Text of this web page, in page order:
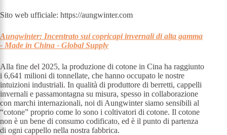
Sito web ufficiale: https://aungwinter.com
Aungwinter: Incentrato sui copricapi invernali di alta gamma
- Made in China - Global Supply
Alla fine del 2025, la produzione di cotone in Cina ha raggiunto
i 6,641 milioni di tonnellate, che hanno occupato le nostre
intuizioni industriali. In qualità di produttore di berretti, cappelli
invernali e passamontagna su misura, spesso in collaborazione
con marchi internazionali, noi di Aungwinter siamo sensibili al
“cotone” proprio come lo sono i coltivatori di cotone. Il cotone
non è un bene di consumo codificato, ed è il punto di partenza
di ogni cappello nella nostra fabbrica.